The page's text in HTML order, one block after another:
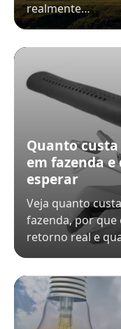
realmente…
Quanto
em fazenda
esperar
Veja quanto
fazenda, por
retorno real e